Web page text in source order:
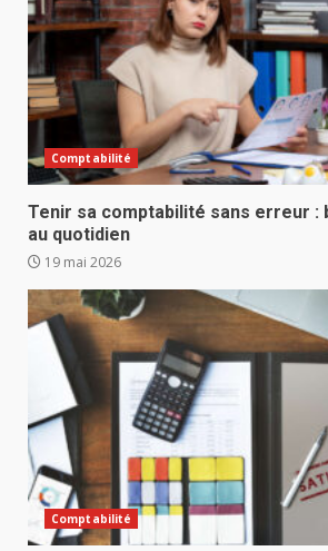
Comptabilité
Tenir sa comptabilité sans erreur :
au quotidien
19 mai 2026
Comptabilité